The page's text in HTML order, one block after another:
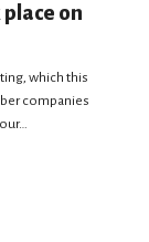
on
which this
companies